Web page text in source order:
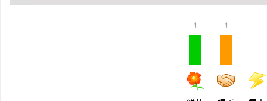
1 1